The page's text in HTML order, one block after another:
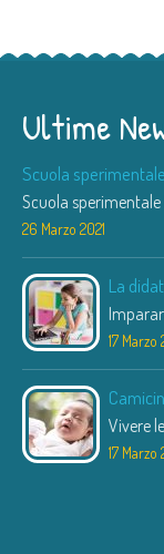
Ultime
Scuola
Scuola sperimentale
26 Marzo 2021
La
17 Marzo
Vivere
17 Marzo